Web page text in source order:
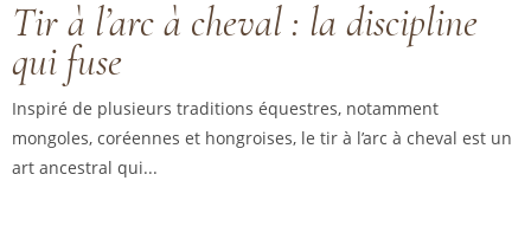
Tir à l’arc à cheval : la discipline
qui fuse
Inspiré de plusieurs traditions équestres, notamment
mongoles, coréennes et hongroises, le tir à l’arc à cheval est un
art ancestral qui...